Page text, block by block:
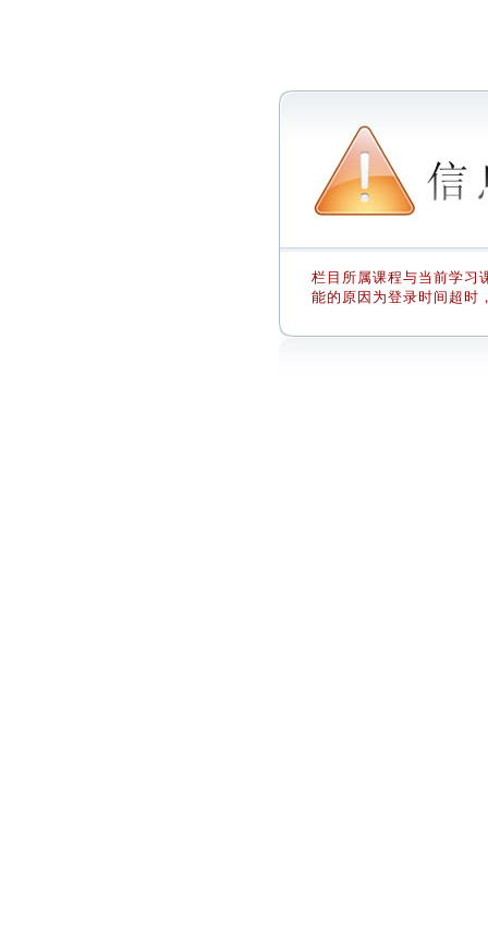
栏目所属课程与当前学习
能的原因为登录时间超时